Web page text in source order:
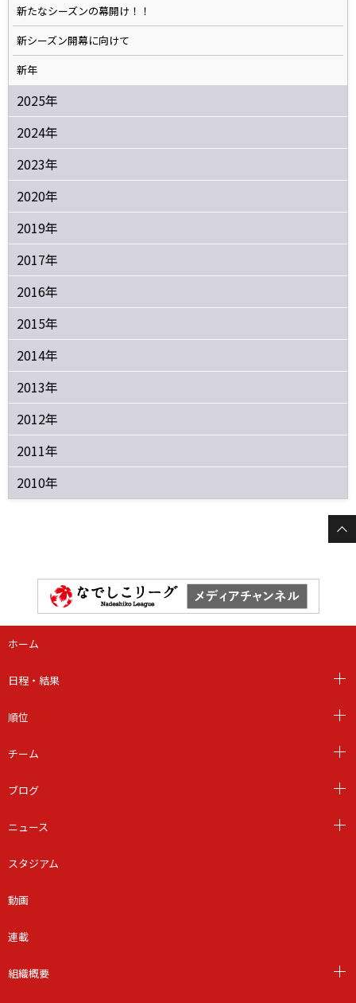
新たなシーズンの幕開け！！
新シーズン開幕に向けて
新年
2025年
2024年
2023年
2020年
2019年
2017年
2016年
2015年
2014年
2013年
2012年
2011年
2010年
ホーム
日程・結果
順位
チーム
ブログ
ニュース
スタジアム
動画
連載
組織概要